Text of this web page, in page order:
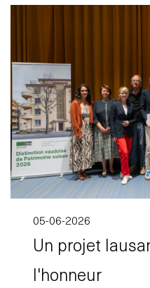
05-06-2026
Un projet
l'honneur